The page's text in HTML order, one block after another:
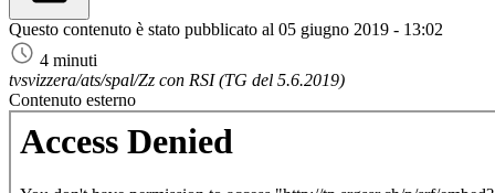
Questo contenuto è stato pubblicato al 05 giugno 2019 - 13:02
4 minuti
tvsvizzera/ats/spal/Zz con RSI (TG del 5.6.2019)
Contenuto esterno